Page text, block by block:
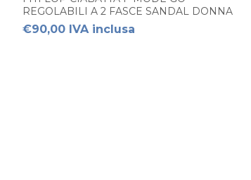
REGOLABILI A 2 FASCE SANDAL DONNA
€90,00 IVA inclusa